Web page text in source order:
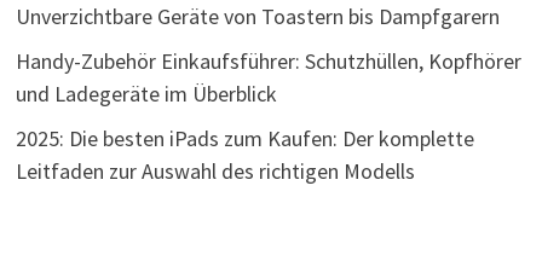
Unverzichtbare Geräte von Toastern bis Dampfgarern
Handy-Zubehör Einkaufsführer: Schutzhüllen, Kopfhörer
und Ladegeräte im Überblick
2025: Die besten iPads zum Kaufen: Der komplette
Leitfaden zur Auswahl des richtigen Modells